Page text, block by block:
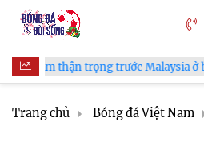
trước Malaysia ở bán kết ASEAN Cup
Trang chủ Bóng đá Việt Nam